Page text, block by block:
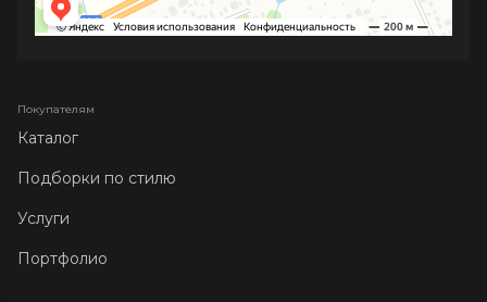
Покупателям
Каталог
Подборки по стилю
Услуги
Портфолио